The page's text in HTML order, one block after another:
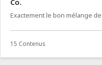
Exactement le bon mélange
15 Contenus